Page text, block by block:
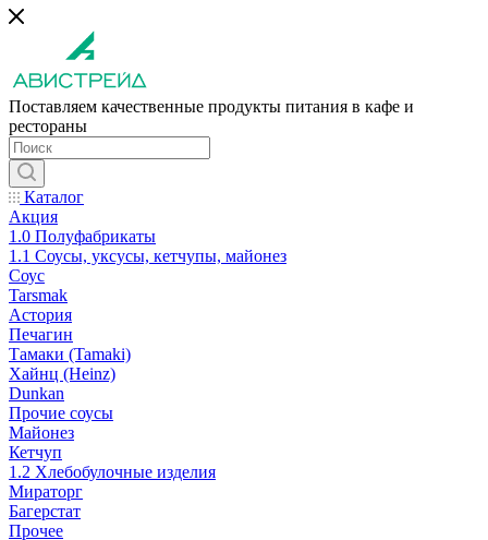
Поставляем качественные продукты питания в кафе и
рестораны
Каталог
Акция
1.0 Полуфабрикаты
1.1 Соусы, уксусы, кетчупы, майонез
Соус
Tarsmak
Астория
Печагин
Тамаки (Tamaki)
Хайнц (Heinz)
Dunkan
Прочие соусы
Майонез
Кетчуп
1.2 Хлебобулочные изделия
Мираторг
Багерстат
Прочее